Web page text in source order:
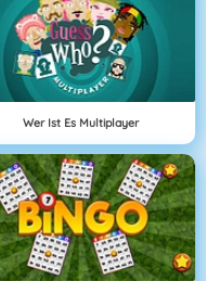
Wer Ist Es Multiplayer